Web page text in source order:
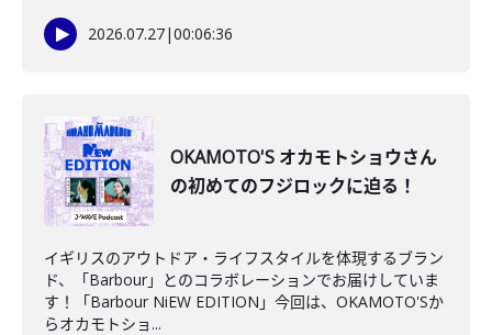
2026.07.27|00:06:36
OKAMOTO'S オカモトショウさん
の初めてのフジロックに迫る！
イギリスのアウトドア・ライフスタイルを体現するブラン
ド、「Barbour」とのコラボレーションでお届けしていま
す！「Barbour NiEW EDITION」今回は、OKAMOTO'Sか
らオカモトショ...